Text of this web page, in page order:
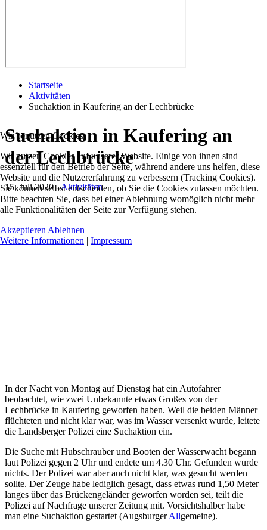
Startseite
Aktivitäten
Suchaktion in Kaufering an der Lechbrücke
Suchaktion in Kaufering an
der Lechbrücke
15. Juli 2020-Aktivitäten
In der Nacht von Montag auf Dienstag hat ein Autofahrer
beobachtet, wie zwei Unbekannte etwas Großes von der
Lechbrücke in Kaufering geworfen haben. Weil die beiden Männer
flüchteten und nicht klar war, was im Wasser versenkt wurde, leitete
die Landsberger Polizei eine Suchaktion ein.
Die Suche mit Hubschrauber und Booten der Wasserwacht begann
laut Polizei gegen 2 Uhr und endete um 4.30 Uhr. Gefunden wurde
nichts. Der Polizei war aber auch nicht klar, was gesucht werden
sollte. Der Zeuge habe lediglich gesagt, dass etwas rund 1,50 Meter
langes über das Brückengeländer geworfen worden sei, teilt die
Polizei auf Nachfrage unserer Zeitung mit. Vorsichtshalber habe
man eine Suchaktion gestartet (AugsburgerAllgemeine).
Wir benutzen Cookies
Wir nutzen Cookies auf unserer Website. Einige von ihnen sind
essenziell für den Betrieb der Seite, während andere uns helfen, diese
Website und die Nutzererfahrung zu verbessern (Tracking Cookies).
Sie können selbst entscheiden, ob Sie die Cookies zulassen möchten.
Bitte beachten Sie, dass bei einer Ablehnung womöglich nicht mehr
alle Funktionalitäten der Seite zur Verfügung stehen.
Akzeptieren Ablehnen
Weitere Informationen | Impressum